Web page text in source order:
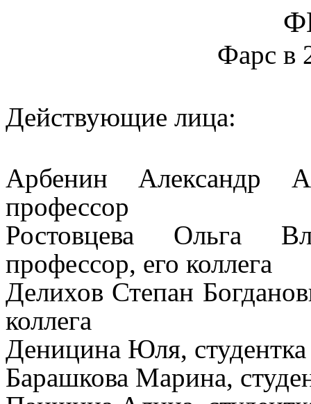
Фарс в
Действующие лица:
Арбенин Александр
профессор
Ростовцева Ольга
профессор, его коллега
Делихов Степан
коллега
Деницина Юля, студентка
Барашкова Марина,